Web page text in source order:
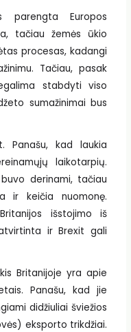
parengta Europos
tačiau žemės ūkio
procesas, kadangi
Tačiau, pasak
stabdyti viso
sumažinimai bus
Panašu, kad laukia
laikotarpių.
derinami, tačiau
ir keičia nuomonę.
išstojimo iš
ir Brexit gali
Britanijoje yra apie
Panašu, kad jie
didžiuliai šviežios
eksporto trikdžiai.